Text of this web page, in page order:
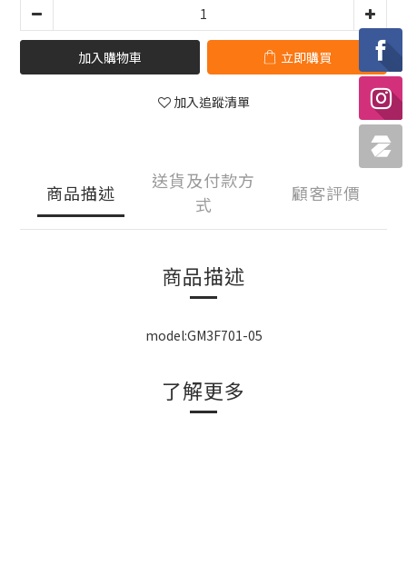
加入購物車 立即購買
加入追蹤清單
商品描述
送貨及付款方
式
顧客評價
商品描述
model:GM3F701-05
了解更多